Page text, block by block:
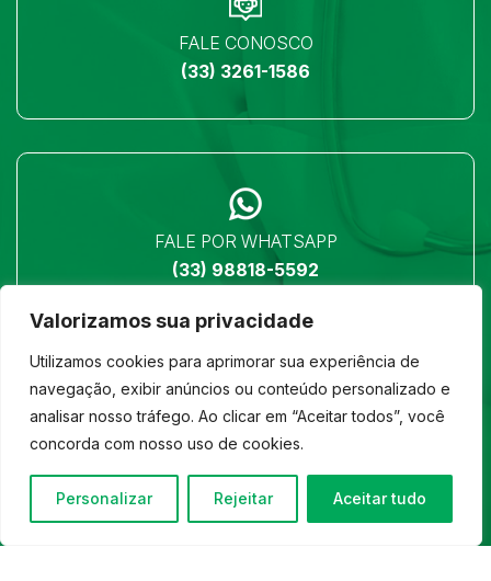
Valorizamos sua privacidade
Utilizamos cookies para aprimorar sua experiência de
navegação, exibir anúncios ou conteúdo personalizado e
analisar nosso tráfego. Ao clicar em “Aceitar todos”, você
concorda com nosso uso de cookies.
Personalizar Rejeitar Aceitar tudo
FALE CONOSCO
(33) 3261-1586
FALE POR WHATSAPP
(33) 98818-5592
LOCALIZAÇÃO